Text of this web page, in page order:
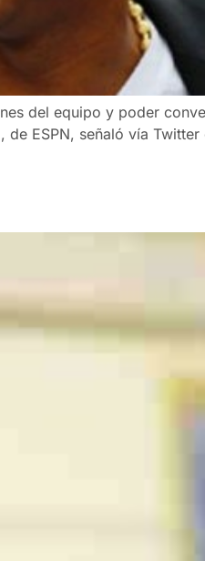
del equipo y poder
ESPN, señaló vía